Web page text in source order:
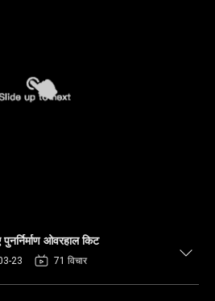
ओवरहाल किट
23 71 विचार